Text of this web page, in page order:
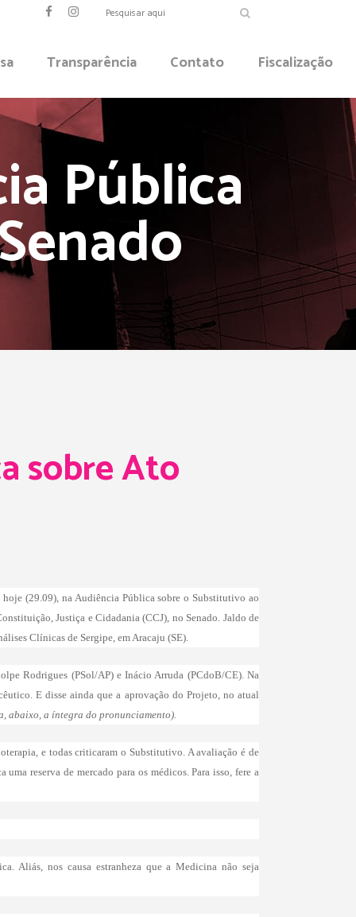
Transparência Contato Fiscalização
Pública
sobre Ato
hoje (29.09), na Audiência Pública sobre o Substitutivo ao
Justiça e Cidadania (CCJ), no Senado. Jaldo de
Clínicas de Sergipe, em Aracaju (SE).
Rodrigues (PSol/AP) e Inácio Arruda (PCdoB/CE). Na
E disse ainda que a aprovação do Projeto, no atual
abaixo, a íntegra do pronunciamento).
e todas criticaram o Substitutivo. A avaliação é de
reserva de mercado para os médicos. Para isso, fere a
Aliás, nos causa estranheza que a Medicina não seja